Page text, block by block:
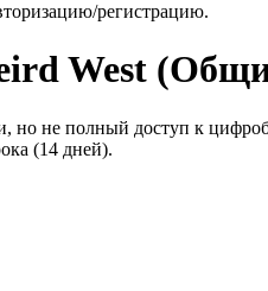
регистрацию.
West
не полный доступ к
(14 дней).